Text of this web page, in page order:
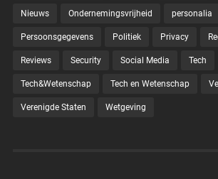
Nieuws Ondernemingsvrijheid personalia
Persoonsgegevens Politiek Privacy
Reviews Security Social Media Tech
Tech&Wetenschap Tech en Wetenschap
Verenigde Staten Wetgeving